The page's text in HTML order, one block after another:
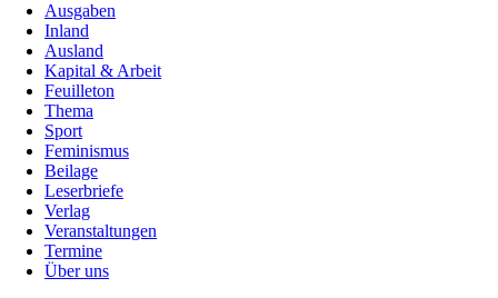
Ausgaben
Inland
Ausland
Kapital & Arbeit
Feuilleton
Thema
Sport
Feminismus
Beilage
Leserbriefe
Verlag
Veranstaltungen
Termine
Über uns